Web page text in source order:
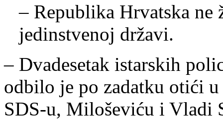
– Republika Hrvatska ne
jedinstvenoj državi.
– Dvadesetak istarskih
odbilo je po zadatku otići
SDS-u, Miloševiću i Vladi